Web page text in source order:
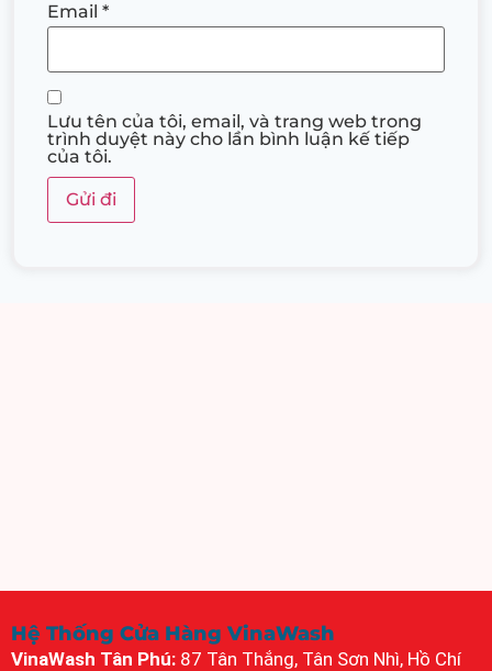
Email *
Lưu tên của tôi, email, và trang web trong
trình duyệt này cho lần bình luận kế tiếp
của tôi.
Hệ Thống Cửa Hàng VinaWash
VinaWash Tân Phú: 87 Tân Thắng, Tân Sơn Nhì, Hồ Chí